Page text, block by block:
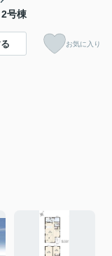
2号棟
お気に入り